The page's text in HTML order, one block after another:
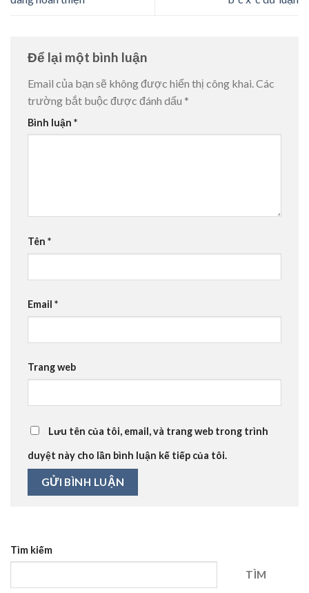
Để lại một bình luận
Email của bạn sẽ không được hiển thị công khai. Các
trường bắt buộc được đánh dấu *
Bình luận *
Tên *
Email *
Trang web
Lưu tên của tôi, email, và trang web trong trình
duyệt này cho lần bình luận kế tiếp của tôi.
Tìm kiếm
TÌM